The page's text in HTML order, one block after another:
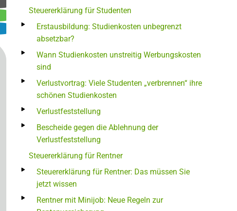
Steuererklärung für Studenten
Erstausbildung: Studienkosten unbegrenzt
absetzbar?
Wann Studienkosten unstreitig Werbungskosten
sind
Verlustvortrag: Viele Studenten „verbrennen“ ihre
schönen Studienkosten
Verlustfeststellung
Bescheide gegen die Ablehnung der
Verlustfeststellung
Steuererklärung für Rentner
Steuererklärung für Rentner: Das müssen Sie
jetzt wissen
Rentner mit Minijob: Neue Regeln zur